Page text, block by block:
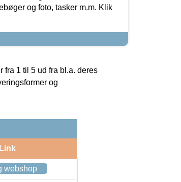
og foto, tasker m.m. Klik
1 til 5 ud fra bl.a. deres
og
Link
webshop